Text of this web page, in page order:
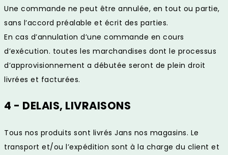
Une commande ne peut être annulée, en tout ou partie,
sans l’accord préalable et écrit des parties.
En cas d’annulation d’une commande en cours
d’exécution. toutes les marchandises dont le processus
d’approvisionnement a débutée seront de plein droit
livrées et facturées.
4 - DELAIS, LIVRAISONS
Tous nos produits sont livrés Jans nos magasins. Le
transport et/ou l’expédition sont à la charge du client et